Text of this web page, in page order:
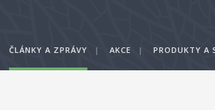
ČLÁNKY A ZPRÁVY | AKCE | PRODUKTY A